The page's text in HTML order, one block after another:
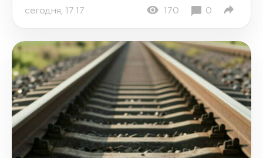
сегодня, 17:17 170 0